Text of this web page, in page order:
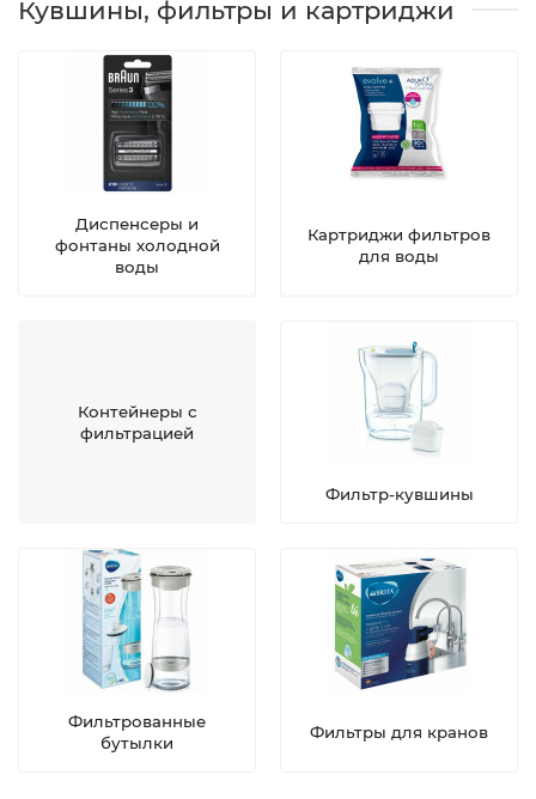
Кувшины, фильтры и картриджи
Диспенсеры и
фонтаны холодной
воды
Картриджи фильтров
для воды
Контейнеры с
фильтрацией
Фильтр-кувшины
Фильтрованные
бутылки
Фильтры для кранов